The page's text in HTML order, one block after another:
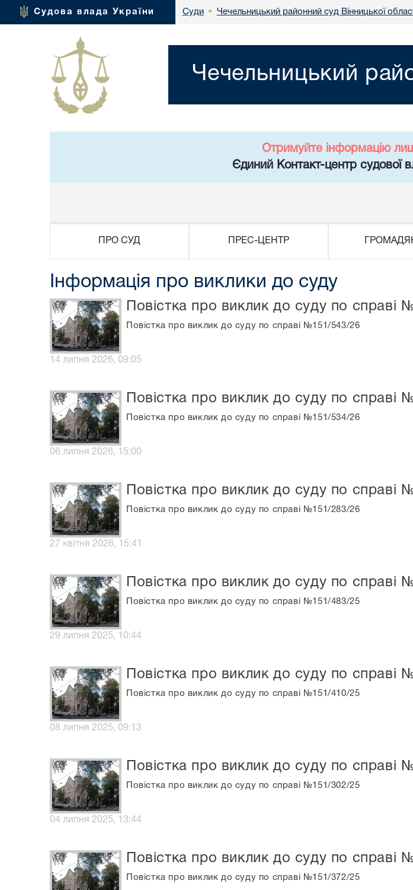
Судова влада України Суди • Чечельницький районний суд Вінницької
Чечельницький
Отримуйте інформацію
Єдиний Контакт-центр судової
ПРО СУД ПРЕС-ЦЕНТР
Інформація про виклики до суду
Повістка про виклик до суду по справі
Повістка про виклик до суду по справі №151/543/26
14 липня 2026, 09:05
Повістка про виклик до суду по справі
Повістка про виклик до суду по справі №151/534/26
06 липня 2026, 15:00
Повістка про виклик до суду по справі
Повістка про виклик до суду по справі №151/283/26
27 квітня 2026, 15:41
Повістка про виклик до суду по справі
Повістка про виклик до суду по справі №151/483/25
29 липня 2025, 10:44
Повістка про виклик до суду по справі
Повістка про виклик до суду по справі №151/410/25
08 липня 2025, 09:13
Повістка про виклик до суду по справі
Повістка про виклик до суду по справі №151/302/25
04 липня 2025, 13:44
Повістка про виклик до суду по справі
Повістка про виклик до суду по справі №151/372/25